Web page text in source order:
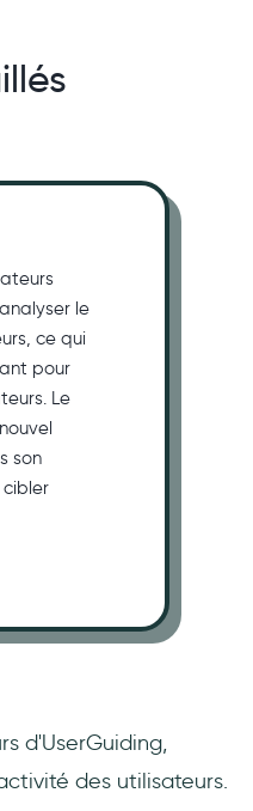
le
ce qui
pour
Le
son
d'UserGuiding,
des utilisateurs.